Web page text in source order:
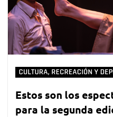
CULTURA, RECREACIÓN Y
Estos son los
para la segunda